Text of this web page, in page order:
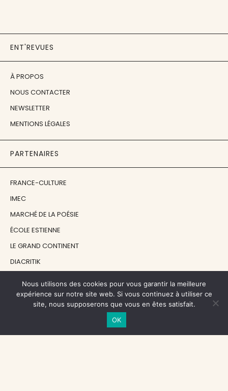
ENT'REVUES
À PROPOS
NOUS CONTACTER
NEWSLETTER
MENTIONS LÉGALES
PARTENAIRES
FRANCE-CULTURE
IMEC
MARCHÉ DE LA POÉSIE
ÉCOLE ESTIENNE
LE GRAND CONTINENT
DIACRITIK
NOS SOUTIENS
CENTRE NATIONAL DU LIVRE
Nous utilisons des cookies pour vous garantir la meilleure
expérience sur notre site web. Si vous continuez à utiliser ce
site, nous supposerons que vous en êtes satisfait.
OK